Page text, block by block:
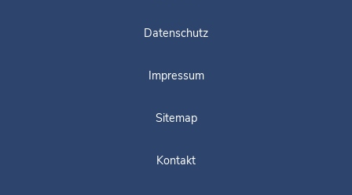
Kontakt
Sitemap
Impressum
Datenschutz